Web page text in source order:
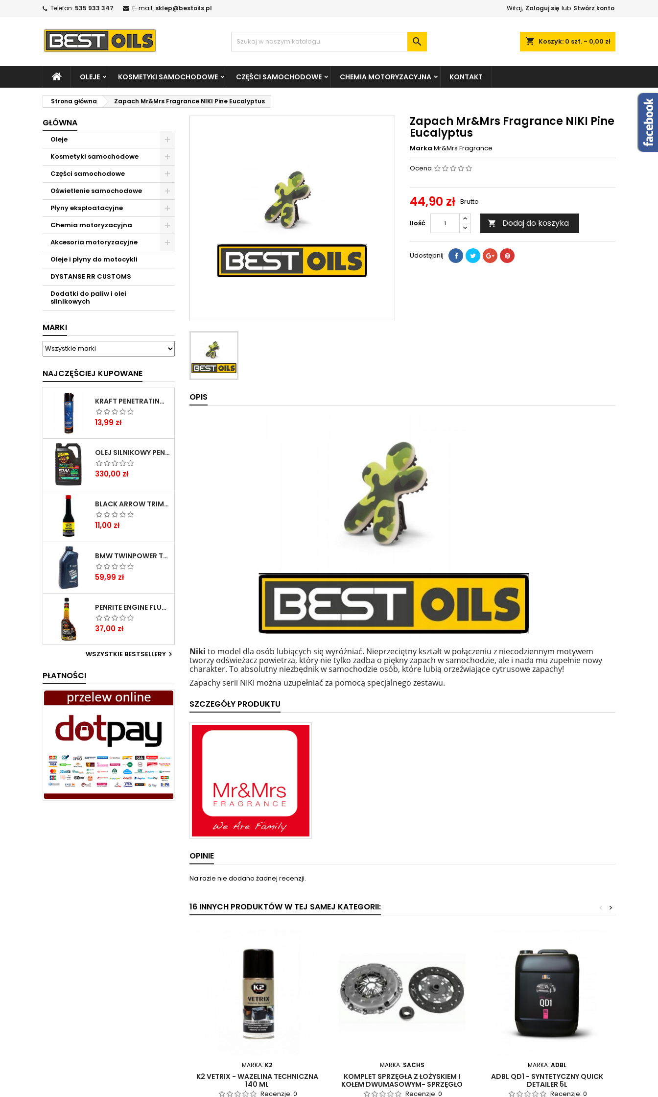
Telefon: 535 933 347 E-mail: sklep@bestoils.pl Witaj, Zaloguj się lub Stwórz konto
shopping_cart Koszyk: 0 szt. - 0,00 zł

OLEJE KOSMETYKI SAMOCHODOWE CZĘŚCI SAMOCHODOWE CHEMIA MOTORYZACYJNA KONTAKT
Strona główna Zapach Mr&Mrs Fragrance NIKI Pine Eucalyptus
GŁÓWNA
Oleje
Kosmetyki samochodowe
Części samochodowe
Oświetlenie samochodowe
Płyny eksploatacyjne
Chemia motoryzacyjna
Akcesoria motoryzacyjne
Oleje i płyny do motocykli
DYSTANSE RR CUSTOMS
Dodatki do paliw i olei
silnikowych
MARKI
NAJCZĘŚCIEJ KUPOWANE
KRAFT PENETRATING OIL SPRAY 400 ML
Cena
13,99 zł
OLEJ SILNIKOWY PENRITE ENVIRO + 5W40 6L
Cena
330,00 zł
BLACK ARROW TRIM DIESEL DODATEK DO PALIWA 250ML
Cena
11,00 zł
BMW TWINPOWER TURBO 5W30 LL04 1L
Cena
59,99 zł
PENRITE ENGINE FLUSH ŚRODEK DO CZYSZCZENIA SILNIKA 375 ML
Cena
37,00 zł
WSZYSTKIE BESTSELLERY 
PŁATNOŚCI
Zapach Mr&Mrs Fragrance NIKI Pine
Eucalyptus
Marka Mr&Mrs Fragrance
Ocena
44,90 zł Brutto
Ilość  Dodaj do koszyka
Udostępnij
OPIS
Niki to model dla osób lubiących się wyróżniać. Nieprzeciętny kształt w połączeniu z niecodziennym motywem
tworzy odświeżacz powietrza, który nie tylko zadba o piękny zapach w samochodzie, ale i nada mu zupełnie nowy
charakter. To absolutny niezbędnik w samochodzie osób, które lubią orzeźwiające cytrusowe zapachy!
Zapachy serii NIKI można uzupełniać za pomocą specjalnego zestawu.
SZCZEGÓŁY PRODUKTU
OPINIE
Na razie nie dodano żadnej recenzji.
16 INNYCH PRODUKTÓW W TEJ SAMEJ KATEGORII: >
<
MARKA: K2
K2 VETRIX - WAZELINA TECHNICZNA
140 ML
Recenzje: 0
MARKA: SACHS
KOMPLET SPRZĘGŁA Z ŁOŻYSKIEM I
KOŁEM DWUMASOWYM- SPRZĘGŁO
SACHS 2 290 601 094 DO BMW
Recenzje: 0
MARKA: ADBL
ADBL QD1 - SYNTETYCZNY QUICK
DETAILER 5L
Recenzje: 0